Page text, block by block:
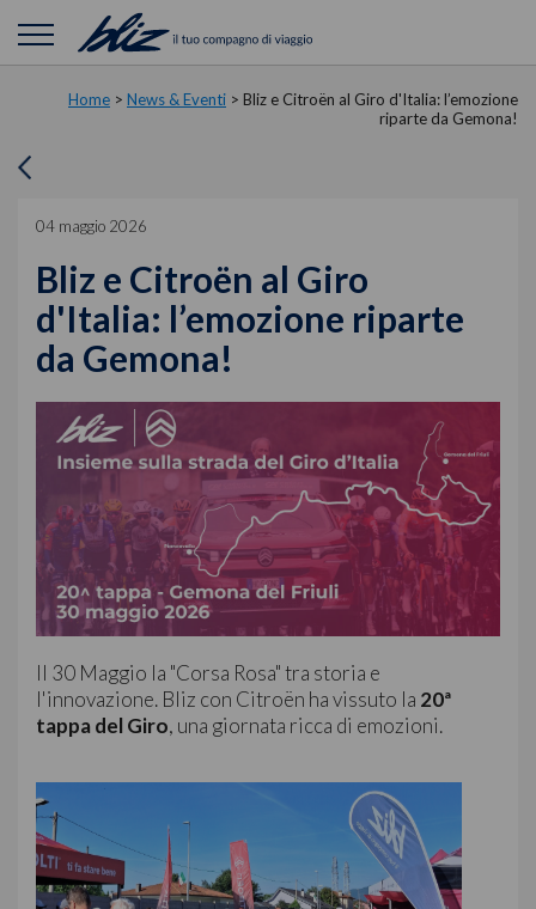
Home > News & Eventi > Bliz e Citroën al Giro d'Italia: l’emozione
riparte da Gemona!
04 maggio 2026
Bliz e Citroën al Giro
d'Italia: l’emozione riparte
da Gemona!
Il 30 Maggio la "Corsa Rosa" tra storia e
l'innovazione. Bliz con Citroën ha vissuto la 20ª
tappa del Giro, una giornata ricca di emozioni.